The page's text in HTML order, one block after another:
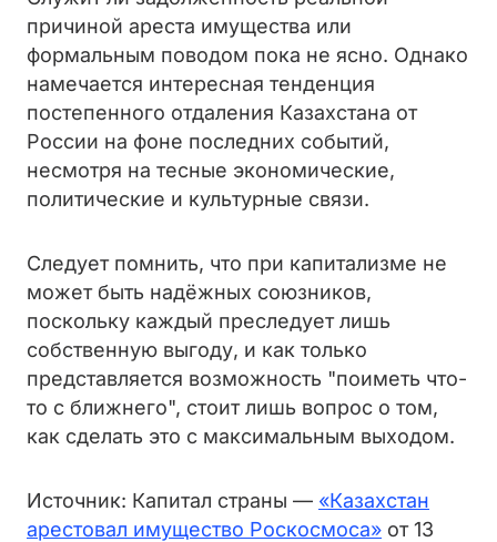
причиной ареста имущества или
формальным поводом пока не ясно. Однако
намечается интересная тенденция
постепенного отдаления Казахстана от
России на фоне последних событий,
несмотря на тесные экономические,
политические и культурные связи.
Следует помнить, что при капитализме не
может быть надёжных союзников,
поскольку каждый преследует лишь
собственную выгоду, и как только
представляется возможность "поиметь что-
то с ближнего", стоит лишь вопрос о том,
как сделать это с максимальным выходом.
Источник: Капитал страны — «Казахстан
арестовал имущество Роскосмоса» от 13